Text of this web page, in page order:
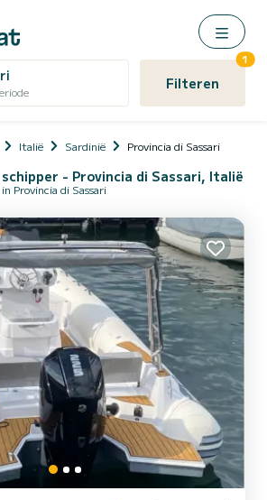
Filteren
1
Italië Sardinië Provincia di Sassari
- Provincia di Sassari, Italië
Provincia di Sassari